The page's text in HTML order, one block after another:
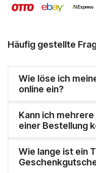
Shop Apotheke
MediaMarkt
oeticket
Ulla Popken
Häufig gestellte
Wie löse ich
online ein?
Kann ich
einer Bestellung
Wie lange ist ein